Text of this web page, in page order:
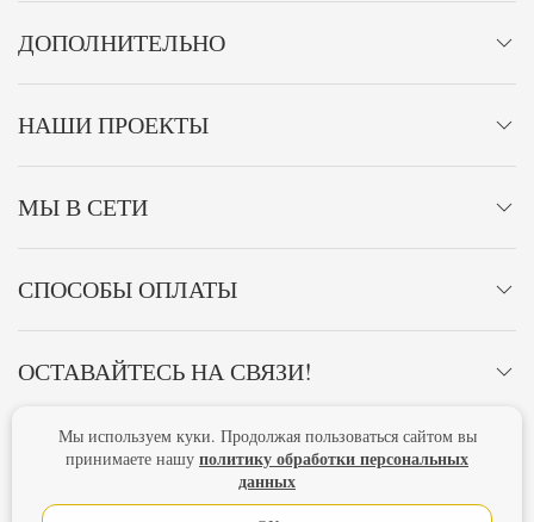
ДОПОЛНИТЕЛЬНО
НАШИ ПРОЕКТЫ
МЫ В СЕТИ
СПОСОБЫ ОПЛАТЫ
ОСТАВАЙТЕСЬ НА СВЯЗИ!
Главная Политика конфиденциальности
Оферта
Новости
Мы используем куки. Продолжая пользоваться сайтом вы
принимаете нашу политику обработки персональных
данных